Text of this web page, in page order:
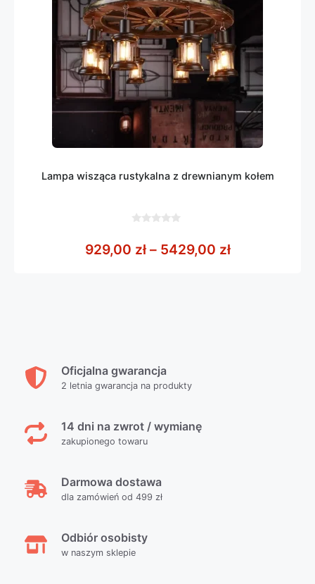
Lampa wisząca rustykalna z drewnianym kołem
5
929,00 zł – 5429,00 złZakres cen:
Oficjalna gwarancja
2 letnia gwarancja na produkty
14 dni na zwrot / wymianę
zakupionego towaru
Darmowa dostawa
dla zamówień od 499 zł
Odbiór osobisty
w naszym sklepie